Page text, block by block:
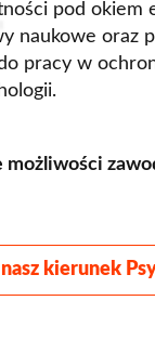
opartą na
to wybitni
najlepszych!
ofertę Wydz.
UŁa